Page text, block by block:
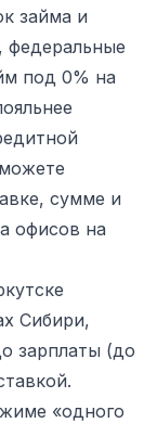
займа и
федеральные
под 0% на
сумме и
офисов на
Сибири,
зарплаты (до
«одного